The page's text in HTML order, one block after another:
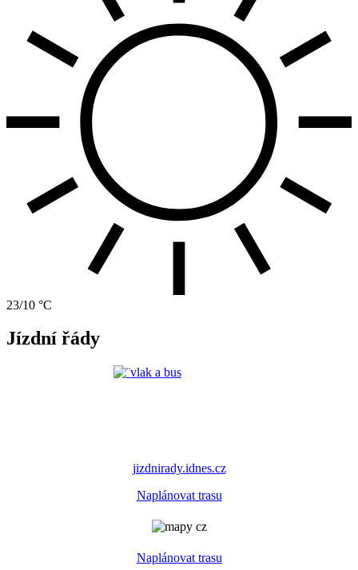
23/10 °C
Jízdní řády
jizdnirady.idnes.cz
Naplánovat trasu
Naplánovat trasu